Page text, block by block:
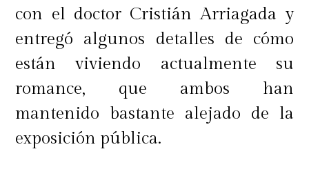
con el doctor Cristián Arriagada y
entregó algunos detalles de cómo
están viviendo actualmente su
romance, que ambos han
mantenido bastante alejado de la
exposición pública.